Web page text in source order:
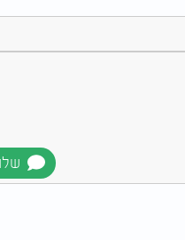
סדרי עדיפויות,
אם הקושי להירדם או